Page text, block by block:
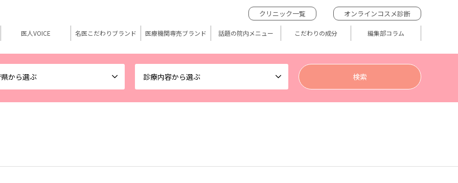
から選ぶ 診療内容から選ぶ
クリニック一覧 オンラインコスメ診断
医人VOICE 名医こだわりブランド 医療機関専売ブランド 話題の院内メニュー こだわりの成分 編集部コラム